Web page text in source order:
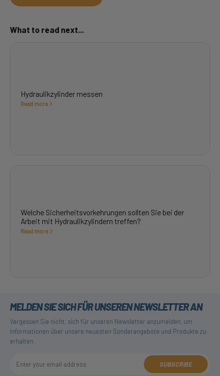
What to read next...
Hydraulikzylinder messen
Read more
Welche Sicherheitsvorkehrungen sollten Sie bei der
Arbeit mit Hydraulikzylindern treffen?
Read more
MELDEN SIE SICH FÜR UNSEREN NEWSLETTER AN
Vergessen Sie nicht, sich für unseren Newsletter anzumelden, um
Informationen über unsere neuesten Sonderangebote und Produkte zu
erhalten.
SUBSCRIBE